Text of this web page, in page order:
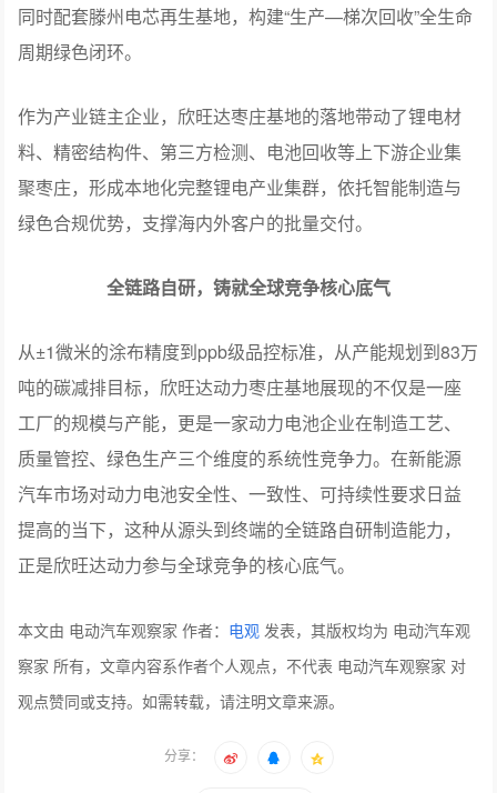
同时配套滕州电芯再生基地，构建“生产—梯次回收”全生命
周期绿色闭环。
作为产业链主企业，欣旺达枣庄基地的落地带动了锂电材
料、精密结构件、第三方检测、电池回收等上下游企业集
聚枣庄，形成本地化完整锂电产业集群，依托智能制造与
绿色合规优势，支撑海内外客户的批量交付。
全链路自研，铸就全球竞争核心底气
从±1微米的涂布精度到ppb级品控标准，从产能规划到83万
吨的碳减排目标，欣旺达动力枣庄基地展现的不仅是一座
工厂的规模与产能，更是一家动力电池企业在制造工艺、
质量管控、绿色生产三个维度的系统性竞争力。在新能源
汽车市场对动力电池安全性、一致性、可持续性要求日益
提高的当下，这种从源头到终端的全链路自研制造能力，
正是欣旺达动力参与全球竞争的核心底气。
本文由 电动汽车观察家 作者： 电观 发表，其版权均为 电动汽车观
察家 所有，文章内容系作者个人观点，不代表 电动汽车观察家 对
观点赞同或支持。如需转载，请注明文章来源。
分享：